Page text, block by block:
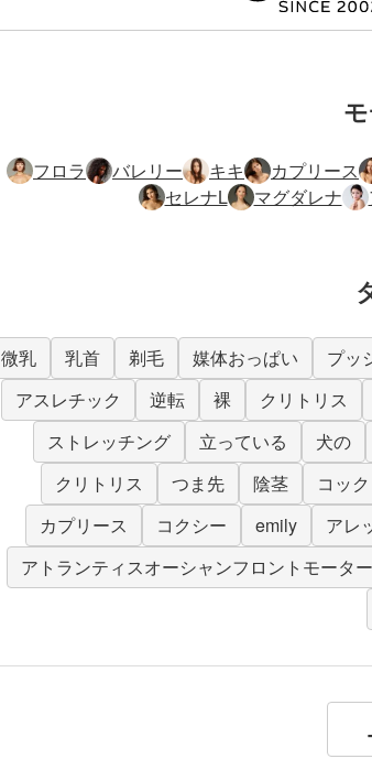
フロラ バレリー キキ カプリース
セレナL
マグダレナ
微乳 乳首 剃毛 媒体おっぱい プッ
アスレチック
逆転 裸 クリトリス
ストレッチング
立っている 犬の
クリトリス
つま先 陰茎 コック
カプリース
コクシー emily アレ
アトランティスオーシャンフロントモーター